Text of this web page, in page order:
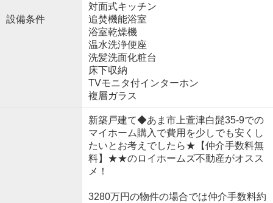
設備条件
対面式キッチン
追焚機能浴室
浴室乾燥機
温水洗浄便座
洗髪洗面化粧台
床下収納
TVモニタ付インターホン
複層ガラス
新築戸建て◆あま市上萱津白髭35-9での
マイホーム購入で費用を少しでも安くし
たいとお考えでしたら★【仲介手数料無
料】★★のロイホームズ不動産がオスス
メ！
3280万円の物件の場合では仲介手数料約